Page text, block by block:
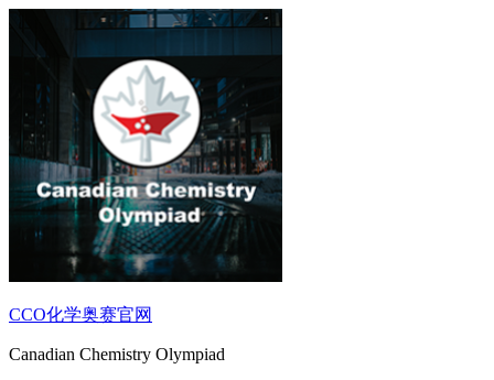
CCO化学奥赛官网
Canadian Chemistry Olympiad